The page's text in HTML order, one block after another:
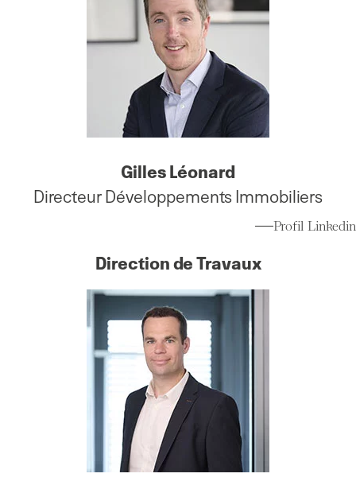
Gilles Léonard
Directeur Développements Immobiliers
Profil Linkedin
Direction de Travaux